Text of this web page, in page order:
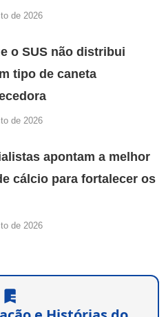
de 2026
o SUS não distribui
tipo de caneta
de 2026
apontam a melhor
cálcio para fortalecer os
de 2026